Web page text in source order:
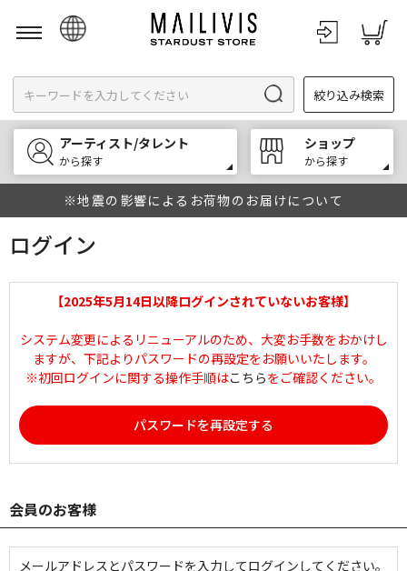
English
한국어
中文
絞り込み検索
アーティスト/タレント
から探す
ショップ
から探す
※地震の影響によるお荷物のお届けについて
ログイン
【2025年5月14日以降ログインされていないお客様】
システム変更によるリニューアルのため、大変お手数をおかけし
ますが、下記よりパスワードの再設定をお願いいたします。
※初回ログインに関する操作手順はこちらをご確認ください。
パスワードを再設定する
会員のお客様
メールアドレスとパスワードを入力してログインしてください。